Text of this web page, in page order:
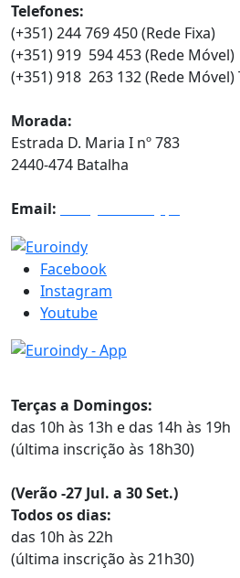
Telefones:
(+351) 244 769 450 (Rede Fixa)
(+351) 919 594 453 (Rede Móvel)
(+351) 918 263 132 (Rede Móvel)
Morada:
Estrada D. Maria I nº 783
2440-474 Batalha
Email:
Facebook
Instagram
Youtube
Terças a Domingos:
das 10h às 13h e das 14h às 19h
(última inscrição às 18h30)
(Verão -27 Jul. a 30 Set.)
Todos os dias:
das 10h às 22h
(última inscrição às 21h30)